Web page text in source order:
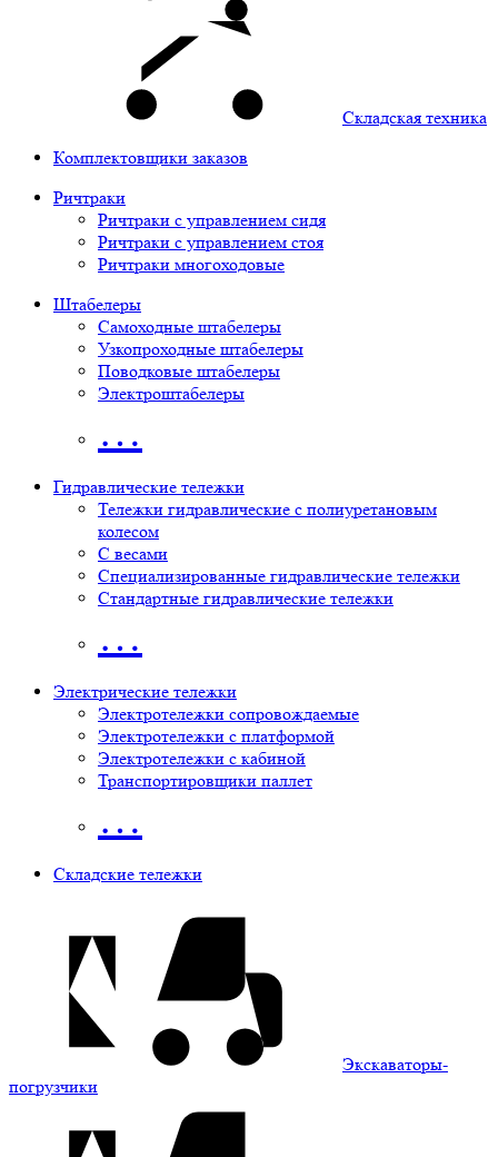
Складская техника
Комплектовщики заказов
Ричтраки
Ричтраки с управлением сидя
Ричтраки с управлением стоя
Ричтраки многоходовые
Штабелеры
Самоходные штабелеры
Узкопроходные штабелеры
Поводковые штабелеры
Электроштабелеры
…
Гидравлические тележки
Тележки гидравлические с полиуретановым
колесом
С весами
Специализированные гидравлические тележки
Стандартные гидравлические тележки
…
Электрические тележки
Электротележки сопровождаемые
Электротележки с платформой
Электротележки с кабиной
Транспортировщики паллет
…
Складские тележки
Экскаваторы-
погрузчики